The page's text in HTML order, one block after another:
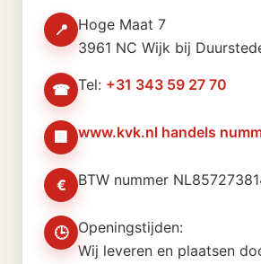
📍
Hoge Maat 7
3961 NC Wijk bij
☎ Tel: +31 343 59 27 70
🏢 www.kvk.nl handels
€ BTW nummer
🕒 Openingstijden:
Wij leveren en plaatsen